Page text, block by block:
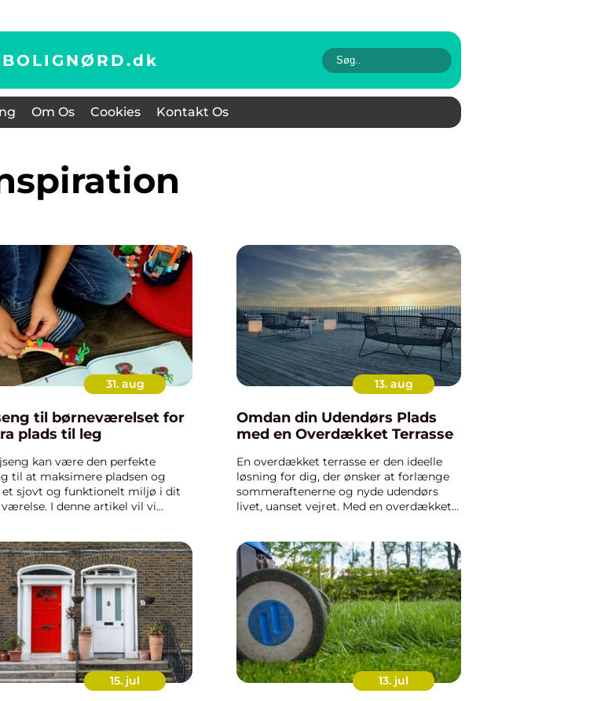
BOLIGNØRD.dk
Om Os Cookies Kontakt Os
31. aug
til børneværelset for
plads til leg
kan være den perfekte
til at maksimere pladsen og
et sjovt og funktionelt miljø i dit
værelse. I denne artikel vil vi
13. aug
Omdan din Udendørs Plads
med en Overdækket Terrasse
En overdækket terrasse er den ideelle
løsning for dig, der ønsker at forlænge
sommeraftenerne og nyde udendørs
livet, uanset vejret. Med en overdækket
15. jul 13. jul